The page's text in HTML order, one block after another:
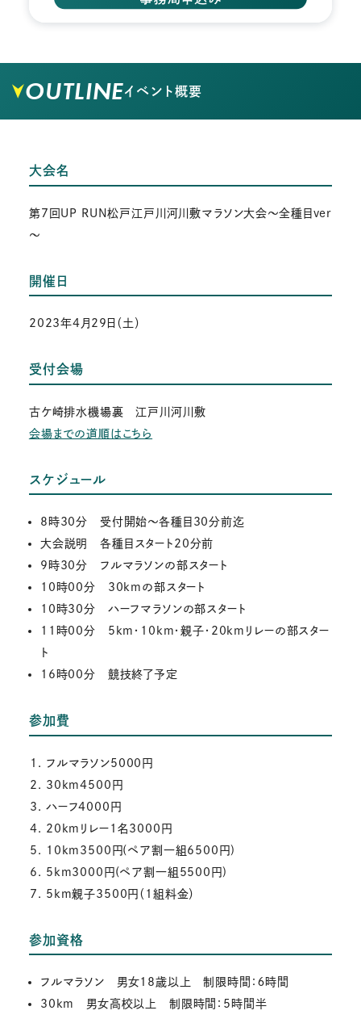
OUTLINEイベント概要
大会名
第7回UP RUN松戸江戸川河川敷マラソン大会～全種目ver
～
開催日
2023年4月29日（土）
受付会場
古ケ崎排水機場裏 江戸川河川敷
会場までの道順はこちら
スケジュール
8時30分 受付開始〜各種目30分前迄
大会説明 各種目スタート20分前
9時30分 フルマラソンの部スタート
10時00分 30kmの部スタート
10時30分 ハーフマラソンの部スタート
11時00分 5km・10km・親子・20kmリレーの部スター
ト
16時00分 競技終了予定
参加費
フルマラソン5000円
30km4500円
ハーフ4000円
20kmリレー1名3000円
10km3500円(ペア割一組6500円)
5km3000円(ペア割一組5500円)
5km親子3500円（1組料金）
参加資格
フルマラソン 男女18歳以上 制限時間：６時間
30km 男女高校以上 制限時間：5時間半